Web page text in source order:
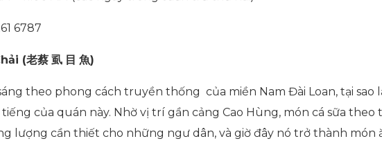
6787
(老蔡 虱 目 魚)
theo phong cách truyền thống của miền Nam Đài Loan, tại
tiếng của quán này. Nhờ vị trí gần cảng Cao Hùng, món cá sữa
lượng cần thiết cho những ngư dân, và giờ đây nó trở thành món